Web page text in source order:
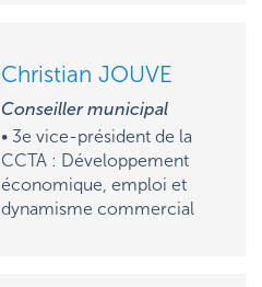
Christian JOUVE
Conseiller municipal
• 3e vice-président de la
CCTA : Développement
économique, emploi et
dynamisme commercial